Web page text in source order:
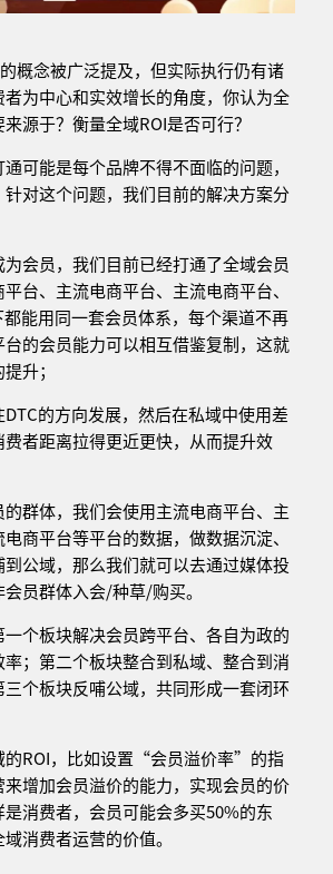
概念被广泛提及，但实际执行仍有诸
为中心和实效增长的角度，你认为全
源于？衡量全域ROI是否可行？
可能是每个品牌不得不面临的问题，
对这个问题，我们目前的解决方案分
会员，我们目前已经打通了全域会员
台、主流电商平台、主流电商平台、
能用同一套会员体系，每个渠道不再
的会员能力可以相互借鉴复制，这就
升；
的方向发展，然后在私域中使用差
者距离拉得更近更快，从而提升效
群体，我们会使用主流电商平台、主
商平台等平台的数据，做数据沉淀、
公域，那么我们就可以去通过媒体投
员群体入会/种草/购买。
个板块解决会员跨平台、各自为政的
；第二个板块整合到私域、整合到消
个板块反哺公域，共同形成一套闭环
的ROI，比如设置“会员溢价率”的指
增加会员溢价的能力，实现会员的价
消费者，会员可能会多买50%的东
消费者运营的价值。